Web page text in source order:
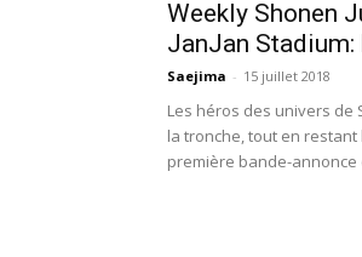
Weekly Shonen
JanJan Stadium:
Saejima - 15 juillet 2018
Les héros des univers de
la tronche, tout en restant
première bande-annonce